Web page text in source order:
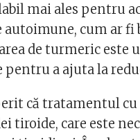
mai ales pentru
cum ar fi
de turmeric este
a ajuta la
că tratamentul
tiroide, care este